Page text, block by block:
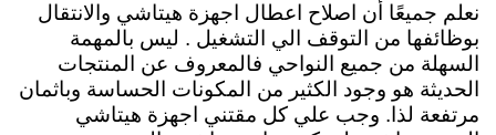
نعلم جميعًا أن اصلاح اعطال اجهزة هيتاشي والانتقال
بوظائفها من التوقف الي التشغيل . ليس بالمهمة
السهلة من جميع النواحي فالمعروف عن المنتجات
الحديثة هو وجود الكثير من المكونات الحساسة وباثمان
مرتفعة لذا. وجب علي كل مقتني اجهزة هيتاشي